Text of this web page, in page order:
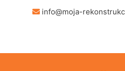
info@moja-